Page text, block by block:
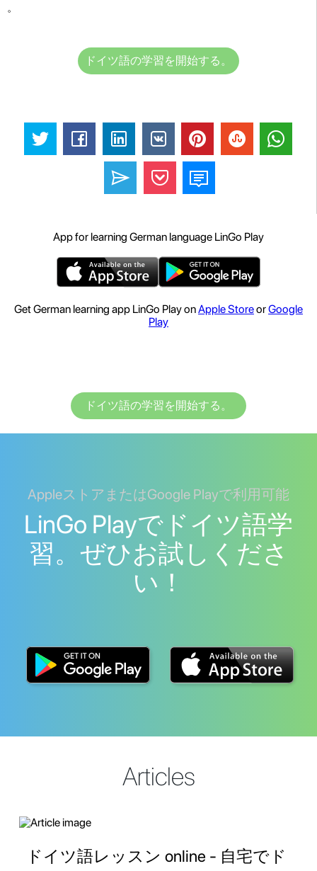
。
ドイツ語の学習を開始する。
App for learning German language LinGo Play
Get German learning app LinGo Play onApple StoreorGoogle
Play
ドイツ語の学習を開始する。
AppleストアまたはGoogle Playで利用可能
LinGo Playでドイツ語学
習。ぜひお試しくださ
い！
Articles
ドイツ語レッスン online - 自宅でド